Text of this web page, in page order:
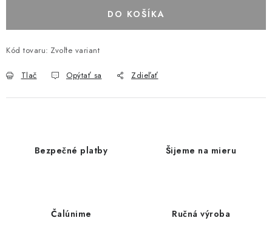
DO KOŠÍKA
Kód tovaru: Zvoľte variant
Tlač Opýtať sa Zdieľať
Bezpečné platby Šijeme na mieru
Čalúnime Ručná výroba